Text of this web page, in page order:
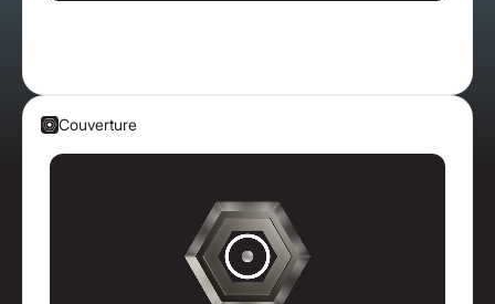
Couverture